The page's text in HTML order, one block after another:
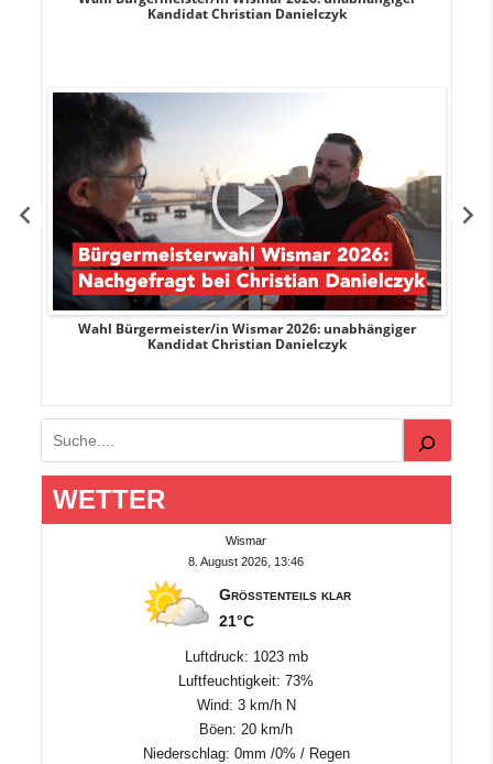
Kandidat Christian Danielczyk
Wahl Bürgermeister/in Wismar 2026: unabhängiger
Kandidat Christian Danielczyk
Suchen
WETTER
Wismar
8. August 2026, 13:46
Größtenteils klar
21°C
Luftdruck: 1023 mb
Luftfeuchtigkeit: 73%
Wind: 3 km/h N
Böen: 20 km/h
Niederschlag: 0mm /0% / Regen